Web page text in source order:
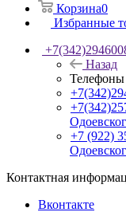
Корзина0
Избранные
Назад
Телефоны
+7 (922)
Контактная
Вконтакте